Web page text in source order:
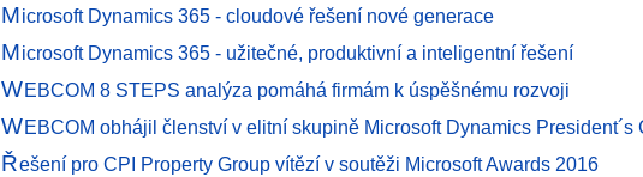
Microsoft Dynamics 365 - cloudové řešení nové generace
Microsoft Dynamics 365 - užitečné, produktivní a inteligentní řešení
WEBCOM 8 STEPS analýza pomáhá firmám k úspěšnému rozvoji
WEBCOM obhájil členství v elitní skupině Microsoft Dynamics President´s
Řešení pro CPI Property Group vítězí v soutěži Microsoft Awards 2016